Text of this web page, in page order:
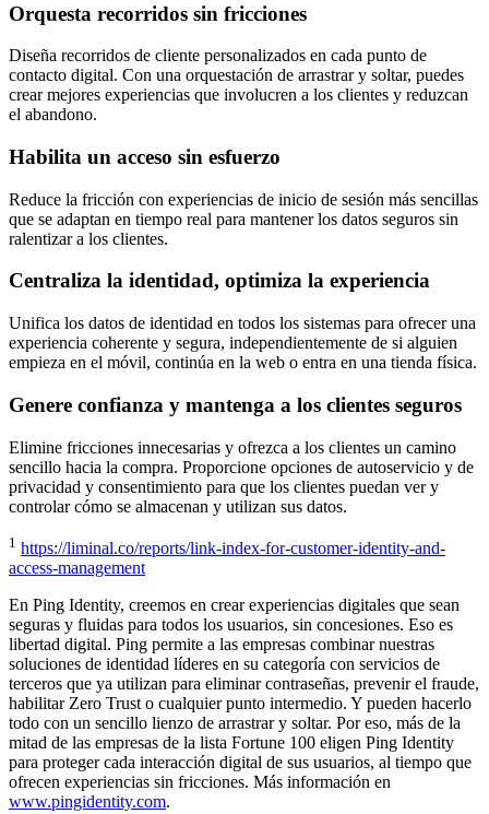
Orquesta recorridos sin fricciones
Diseña recorridos de cliente personalizados en cada punto de
contacto digital. Con una orquestación de arrastrar y soltar, puedes
crear mejores experiencias que involucren a los clientes y reduzcan
el abandono.
Habilita un acceso sin esfuerzo
Reduce la fricción con experiencias de inicio de sesión más sencillas
que se adaptan en tiempo real para mantener los datos seguros sin
ralentizar a los clientes.
Centraliza la identidad, optimiza la experiencia
Unifica los datos de identidad en todos los sistemas para ofrecer una
experiencia coherente y segura, independientemente de si alguien
empieza en el móvil, continúa en la web o entra en una tienda física.
Genere confianza y mantenga a los clientes seguros
Elimine fricciones innecesarias y ofrezca a los clientes un camino
sencillo hacia la compra. Proporcione opciones de autoservicio y de
privacidad y consentimiento para que los clientes puedan ver y
controlar cómo se almacenan y utilizan sus datos.
1 https://liminal.co/reports/link-index-for-customer-identity-and-
access-management
En Ping Identity, creemos en crear experiencias digitales que sean
seguras y fluidas para todos los usuarios, sin concesiones. Eso es
libertad digital. Ping permite a las empresas combinar nuestras
soluciones de identidad líderes en su categoría con servicios de
terceros que ya utilizan para eliminar contraseñas, prevenir el fraude,
habilitar Zero Trust o cualquier punto intermedio. Y pueden hacerlo
todo con un sencillo lienzo de arrastrar y soltar. Por eso, más de la
mitad de las empresas de la lista Fortune 100 eligen Ping Identity
para proteger cada interacción digital de sus usuarios, al tiempo que
ofrecen experiencias sin fricciones. Más información en
www.pingidentity.com.